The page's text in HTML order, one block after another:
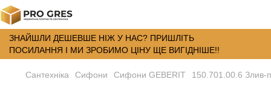
ЗНАЙШЛИ ДЕШЕВШЕ НІЖ У НАС? ПРИШЛІТЬ
ПОСИЛАННЯ І МИ ЗРОБИМО ЦІНУ ЩЕ ВИГІДНІШЕ!!
Сантехніка Сифони Сифони GEBERIT 150.701.00.6 Злив-